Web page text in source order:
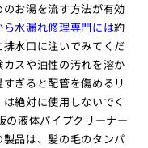
お湯を流す方法が有効
水漏れ修理専門には約
水口に注いでみてくだ
スや油性の汚れを溶か
ぎると配管を傷めるリ
絶対に使用しないでく
の液体パイプクリーナー
品は、髪の毛のタンパ